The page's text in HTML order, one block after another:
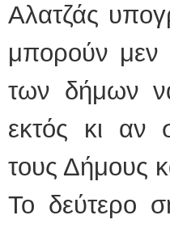
Αλατζάς
μπορούν μεν
των δήμων
εκτός κι αν
τους Δήμους
Το δεύτερο